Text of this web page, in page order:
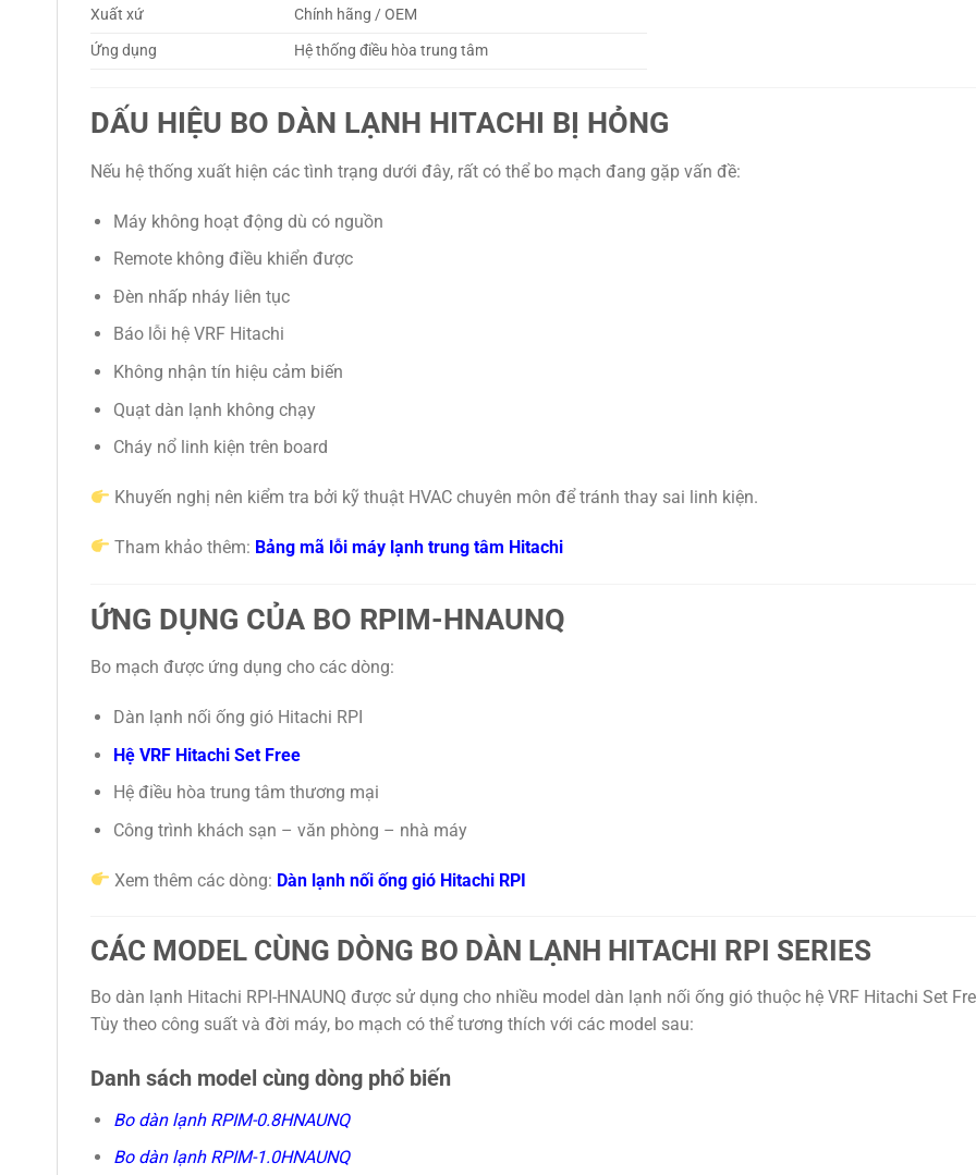
Xuất xứ
Chính hãng / OEM
Ứng dụng
Hệ thống điều hòa trung tâm
DẤU HIỆU BO DÀN LẠNH HITACHI BỊ HỎNG
Nếu hệ thống xuất hiện các tình trạng dưới đây, rất có thể bo mạch đang gặp vấn đề:
Máy không hoạt động dù có nguồn
Remote không điều khiển được
Đèn nhấp nháy liên tục
Báo lỗi hệ VRF Hitachi
Không nhận tín hiệu cảm biến
Quạt dàn lạnh không chạy
Cháy nổ linh kiện trên board
Khuyến nghị nên kiểm tra bởi kỹ thuật HVAC chuyên môn để tránh thay sai linh kiện.
Tham khảo thêm: Bảng mã lỗi máy lạnh trung tâm Hitachi
ỨNG DỤNG CỦA BO RPIM-HNAUNQ
Bo mạch được ứng dụng cho các dòng:
Dàn lạnh nối ống gió Hitachi RPI
Hệ VRF Hitachi Set Free
Hệ điều hòa trung tâm thương mại
Công trình khách sạn – văn phòng – nhà máy
Xem thêm các dòng: Dàn lạnh nối ống gió Hitachi RPI
CÁC MODEL CÙNG DÒNG BO DÀN LẠNH HITACHI RPI SERIES
Bo dàn lạnh Hitachi RPI-HNAUNQ được sử dụng cho nhiều model dàn lạnh nối ống gió thuộc hệ VRF Hitachi Set
Tùy theo công suất và đời máy, bo mạch có thể tương thích với các model sau:
Danh sách model cùng dòng phổ biến
Bo dàn lạnh RPIM-0.8HNAUNQ
Bo dàn lạnh RPIM-1.0HNAUNQ